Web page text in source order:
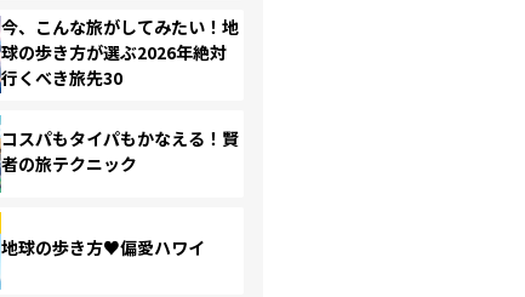
今、こんな旅がしてみたい！地
球の歩き方が選ぶ2026年絶対
行くべき旅先30
コスパもタイパもかなえる！賢
者の旅テクニック
地球の歩き方♥偏愛ハワイ